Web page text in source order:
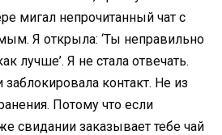
мигал непрочитанный чат с
Я открыла: ‘Ты неправильно
лучше’. Я не стала отвечать.
контакт. Не из
Потому что если
свидании заказывает тебе чай